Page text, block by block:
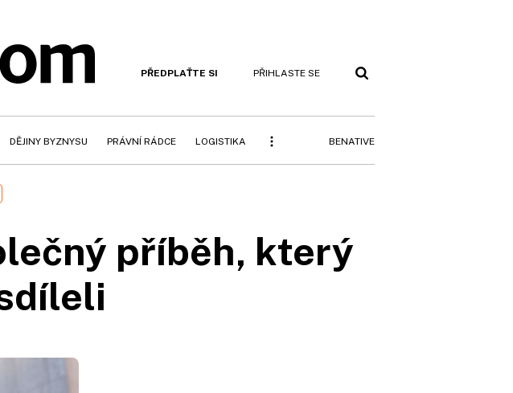
PŘEDPLAŤTE SI PŘIHLASTE SE
DĚJINY BYZNYSU PRÁVNÍ RÁDCE LOGISTIKA BENATIVE
příběh, který